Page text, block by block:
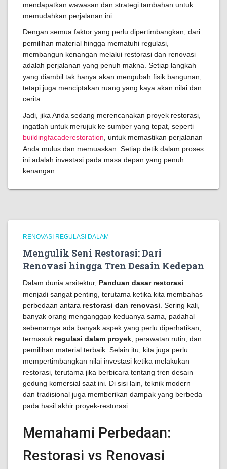
mendapatkan wawasan dan strategi tambahan untuk
memudahkan perjalanan ini.
Dengan semua faktor yang perlu dipertimbangkan, dari
pemilihan material hingga mematuhi regulasi,
membangun kenangan melalui restorasi dan renovasi
adalah perjalanan yang penuh makna. Setiap langkah
yang diambil tak hanya akan mengubah fisik bangunan,
tetapi juga menciptakan ruang yang kaya akan nilai dan
cerita.
Jadi, jika Anda sedang merencanakan proyek restorasi,
ingatlah untuk merujuk ke sumber yang tepat, seperti
buildingfacaderestoration , untuk memastikan perjalanan
Anda mulus dan memuaskan. Setiap detik dalam proses
ini adalah investasi pada masa depan yang penuh
kenangan.
RENOVASI REGULASI DALAM
Mengulik Seni Restorasi: Dari
Renovasi hingga Tren Desain Kedepan
Dalam dunia arsitektur, Panduan dasar restorasi
menjadi sangat penting, terutama ketika kita membahas
perbedaan antara restorasi dan renovasi . Sering kali,
banyak orang menganggap keduanya sama, padahal
sebenarnya ada banyak aspek yang perlu diperhatikan,
termasuk regulasi dalam proyek , perawatan rutin, dan
pemilihan material terbaik. Selain itu, kita juga perlu
mempertimbangkan nilai investasi ketika melakukan
restorasi, terutama jika berbicara tentang tren desain
gedung komersial saat ini. Di sisi lain, teknik modern
dan tradisional juga memberikan dampak yang berbeda
pada hasil akhir proyek-restorasi.
Memahami Perbedaan:
Restorasi vs Renovasi